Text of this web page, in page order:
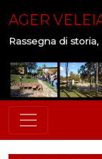
AGER
Rassegna di